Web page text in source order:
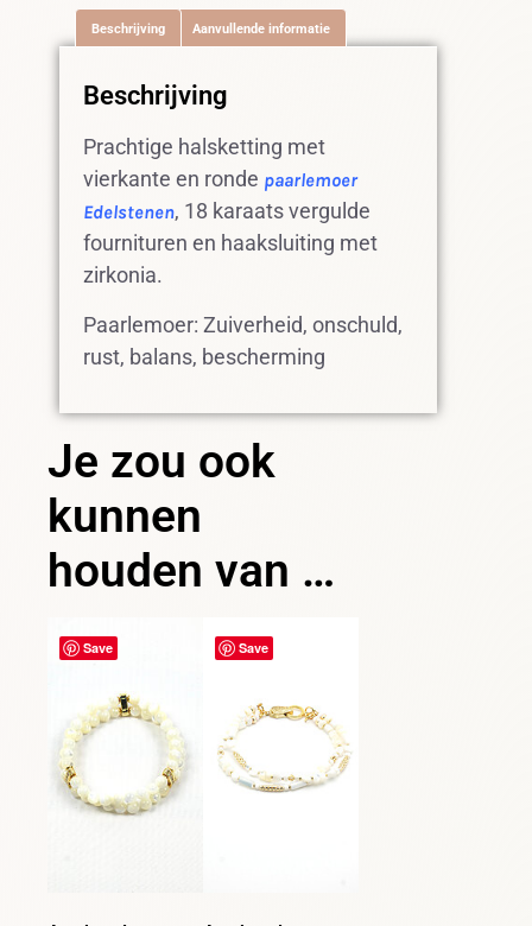
Beschrijving Aanvullende informatie
Beschrijving
Prachtige halsketting met
vierkante en ronde paarlemoer
Edelstenen, 18 karaats vergulde
fournituren en haaksluiting met
zirkonia.
Paarlemoer: Zuiverheid, onschuld,
rust, balans, bescherming
Je zou ook
kunnen
houden van …
Save Save